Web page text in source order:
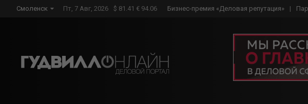
Смоленск Пт, 7 Авг, 2026 $ 81.41 € 94.06 Бизнес-премия «Деловая репутация»